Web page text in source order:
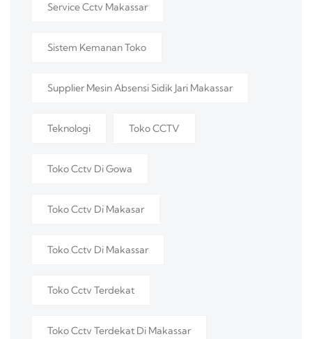
Service Cctv Makassar
Sistem Kemanan Toko
Supplier Mesin Absensi Sidik Jari Makassar
Teknologi Toko CCTV
Toko Cctv Di Gowa
Toko Cctv Di Makasar
Toko Cctv Di Makassar
Toko Cctv Terdekat
Toko Cctv Terdekat Di Makassar